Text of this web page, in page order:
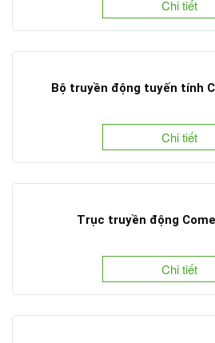
Chi tiết
Bộ truyền động tuyến tính
Chi tiết
Trục truyền động
Chi tiết